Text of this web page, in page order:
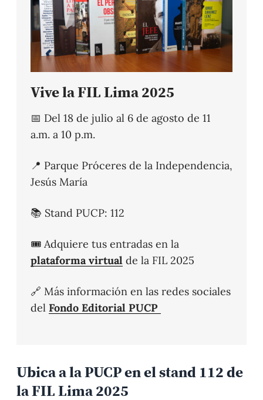
Vive la FIL Lima 2025
📅 Del 18 de julio al 6 de agosto de 11
a.m. a 10 p.m.
📍 Parque Próceres de la Independencia,
Jesús María
📚 Stand PUCP: 112
🎟️ Adquiere tus entradas en la
plataforma virtual de la FIL 2025
🔗 Más información en las redes sociales
del Fondo Editorial PUCP
Ubica a la PUCP en el stand 112 de
la FIL Lima 2025